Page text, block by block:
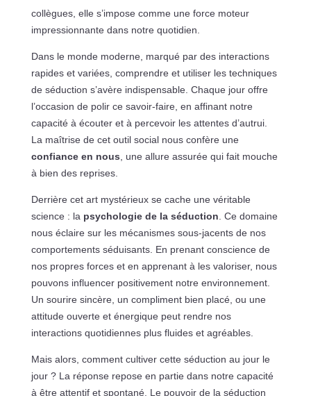
collègues, elle s’impose comme une force moteur
impressionnante dans notre quotidien.
Dans le monde moderne, marqué par des interactions
rapides et variées, comprendre et utiliser les techniques
de séduction s’avère indispensable. Chaque jour offre
l’occasion de polir ce savoir-faire, en affinant notre
capacité à écouter et à percevoir les attentes d’autrui.
La maîtrise de cet outil social nous confère une
confiance en nous , une allure assurée qui fait mouche
à bien des reprises.
Derrière cet art mystérieux se cache une véritable
science : la psychologie de la séduction . Ce domaine
nous éclaire sur les mécanismes sous-jacents de nos
comportements séduisants. En prenant conscience de
nos propres forces et en apprenant à les valoriser, nous
pouvons influencer positivement notre environnement.
Un sourire sincère, un compliment bien placé, ou une
attitude ouverte et énergique peut rendre nos
interactions quotidiennes plus fluides et agréables.
Mais alors, comment cultiver cette séduction au jour le
jour ? La réponse repose en partie dans notre capacité
à être attentif et spontané. Le pouvoir de la séduction